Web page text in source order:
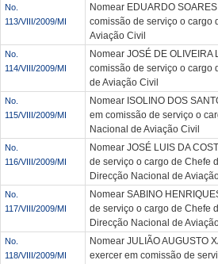
No.
113/VIII/2009/MI
Nomear EDUARDO
comissão de serviço o cargo
Aviação Civil
No.
114/VIII/2009/MI
Nomear JOSÉ DE
comissão de serviço o cargo
de Aviação Civil
No.
115/VIII/2009/MI
Nomear ISOLINO DOS
em comissão de serviço o
Nacional de Aviação Civil
No.
116/VIII/2009/MI
Nomear JOSÉ LUIS DA
de serviço o cargo de Chefe
Direcção Nacional de
No.
117/VIII/2009/MI
Nomear SABINO
de serviço o cargo de Chefe
Direcção Nacional de
No.
118/VIII/2009/MI
Nomear JULIÃO AUGUSTO
exercer em comissão de